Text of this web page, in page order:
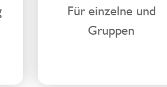
Für einzelne und
Gruppen